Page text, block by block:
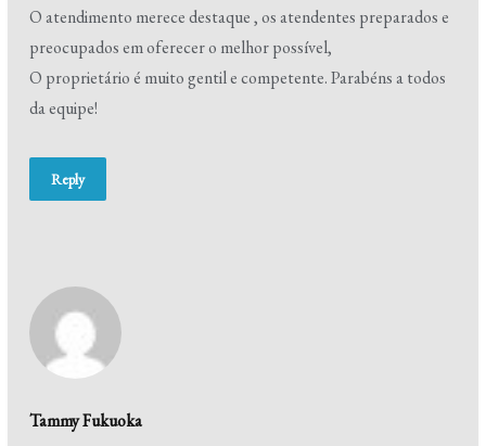
O atendimento merece destaque , os atendentes preparados e
preocupados em oferecer o melhor possível,
O proprietário é muito gentil e competente. Parabéns a todos
da equipe!
Reply
Tammy Fukuoka